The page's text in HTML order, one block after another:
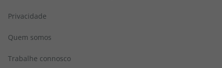
Privacidade
Quem somos
Trabalhe connosco